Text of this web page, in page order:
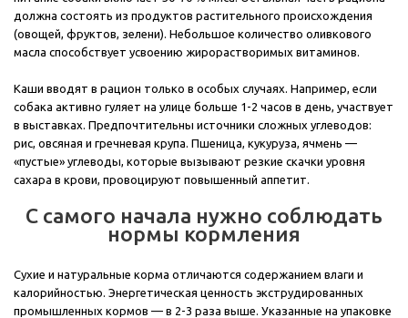
должна состоять из продуктов растительного происхождения
(овощей, фруктов, зелени). Небольшое количество оливкового
масла способствует усвоению жирорастворимых витаминов.
Каши вводят в рацион только в особых случаях. Например, если
собака активно гуляет на улице больше 1-2 часов в день, участвует
в выставках. Предпочтительны источники сложных углеводов:
рис, овсяная и гречневая крупа. Пшеница, кукуруза, ячмень —
«пустые» углеводы, которые вызывают резкие скачки уровня
сахара в крови, провоцируют повышенный аппетит.
С самого начала нужно соблюдать
нормы кормления
Сухие и натуральные корма отличаются содержанием влаги и
калорийностью. Энергетическая ценность экструдированных
промышленных кормов — в 2-3 раза выше. Указанные на упаковке